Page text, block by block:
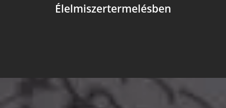
Élelmiszertermelésben